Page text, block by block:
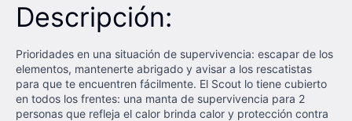
Descripción:
Prioridades en una situación de supervivencia: escapar de los
elementos, mantenerte abrigado y avisar a los rescatistas
para que te encuentren fácilmente. El Scout lo tiene cubierto
en todos los frentes: una manta de supervivencia para 2
personas que refleja el calor brinda calor y protección contra